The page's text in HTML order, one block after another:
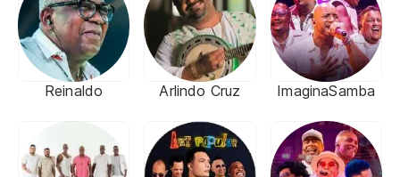
Reinaldo Arlindo Cruz ImaginaSamba